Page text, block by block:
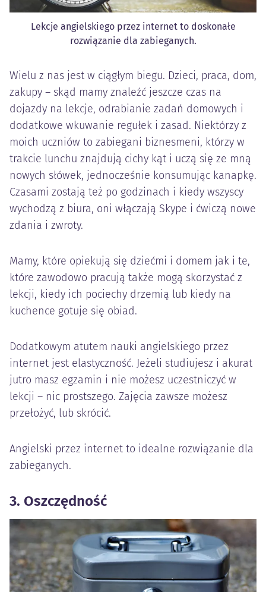
Lekcje angielskiego przez internet to doskonałe
rozwiązanie dla zabieganych.
Wielu z nas jest w ciągłym biegu. Dzieci, praca, dom,
zakupy – skąd mamy znaleźć jeszcze czas na
dojazdy na lekcje, odrabianie zadań domowych i
dodatkowe wkuwanie regułek i zasad. Niektórzy z
moich uczniów to zabiegani biznesmeni, którzy w
trakcie lunchu znajdują cichy kąt i uczą się ze mną
nowych słówek, jednocześnie konsumując kanapkę.
Czasami zostają też po godzinach i kiedy wszyscy
wychodzą z biura, oni włączają Skype i ćwiczą nowe
zdania i zwroty.
Mamy, które opiekują się dziećmi i domem jak i te,
które zawodowo pracują także mogą skorzystać z
lekcji, kiedy ich pociechy drzemią lub kiedy na
kuchence gotuje się obiad.
Dodatkowym atutem nauki angielskiego przez
internet jest elastyczność. Jeżeli studiujesz i akurat
jutro masz egzamin i nie możesz uczestniczyć w
lekcji – nic prostszego. Zajęcia zawsze możesz
przełożyć, lub skrócić.
Angielski przez internet to idealne rozwiązanie dla
zabieganych.
3. Oszczędność